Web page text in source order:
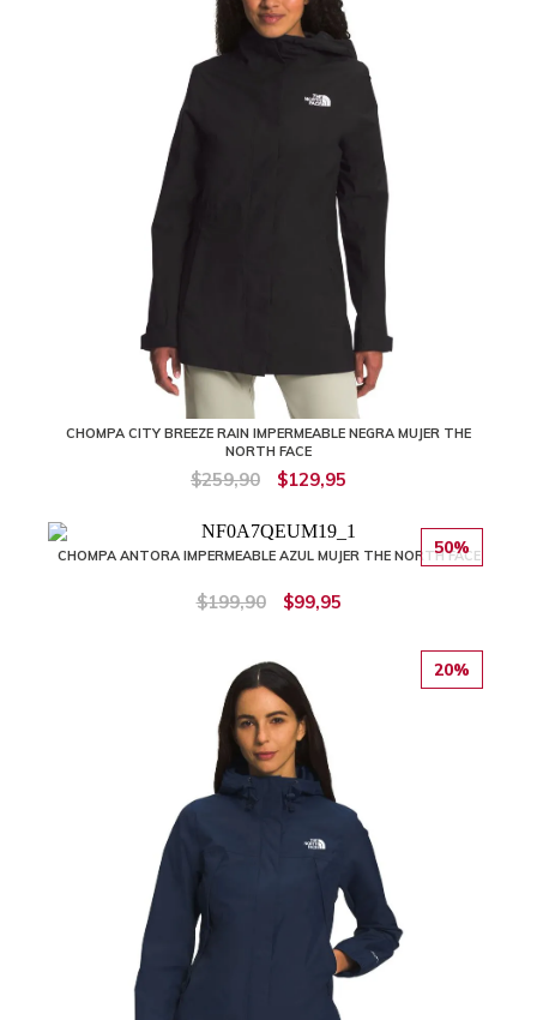
CHOMPA CITY BREEZE RAIN IMPERMEABLE NEGRA MUJER THE
NORTH FACE
$259,90 $129,95
50%
CHOMPA ANTORA IMPERMEABLE AZUL MUJER THE NORTH FACE
$199,90 $99,95
20%